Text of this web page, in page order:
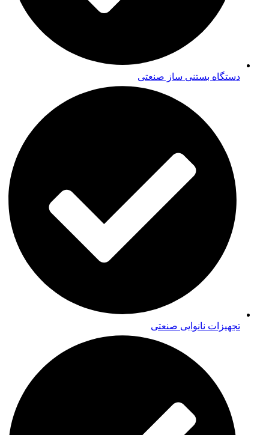
دستگاه بستنی ساز صنعتی
تجهیزات نانوایی صنعتی